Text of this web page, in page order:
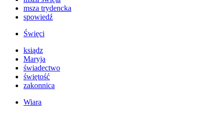
msza trydencka
spowiedź
Święci
ksiądz
Maryja
świadectwo
świętość
zakonnica
Wiara